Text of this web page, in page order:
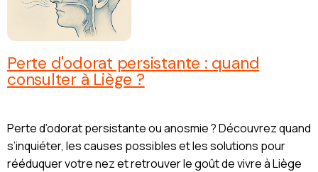
Perte d'odorat persistante : quand
consulter à Liège ?
Perte d’odorat persistante ou anosmie ? Découvrez quand
s’inquiéter, les causes possibles et les solutions pour
rééduquer votre nez et retrouver le goût de vivre à Liège